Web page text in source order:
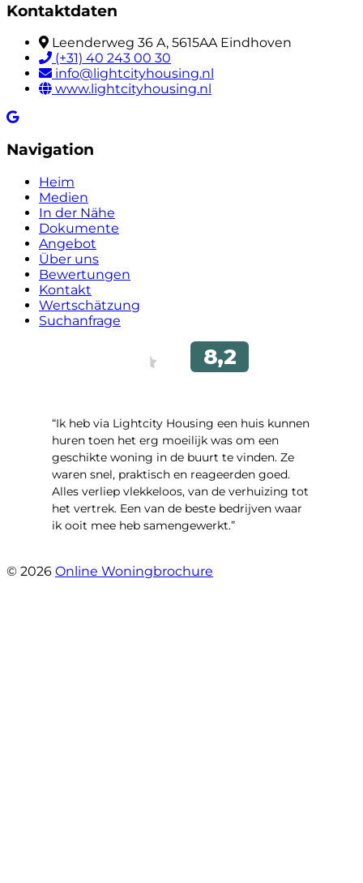
Kontaktdaten
Leenderweg 36 A, 5615AA Eindhoven
(+31) 40 243 00 30
info@lightcityhousing.nl
www.lightcityhousing.nl
Navigation
Heim
Medien
In der Nähe
Dokumente
Angebot
Über uns
Bewertungen
Kontakt
Wertschätzung
Suchanfrage
“Ik heb via Lightcity Housing een huis kunnen
huren toen het erg moeilijk was om een ​​
geschikte woning in de buurt te vinden. Ze
waren snel, praktisch en reageerden goed.
Alles verliep vlekkeloos, van de verhuizing tot
het vertrek. Een van de beste bedrijven waar
ik ooit mee heb samengewerkt.”
© 2026 Online Woningbrochure